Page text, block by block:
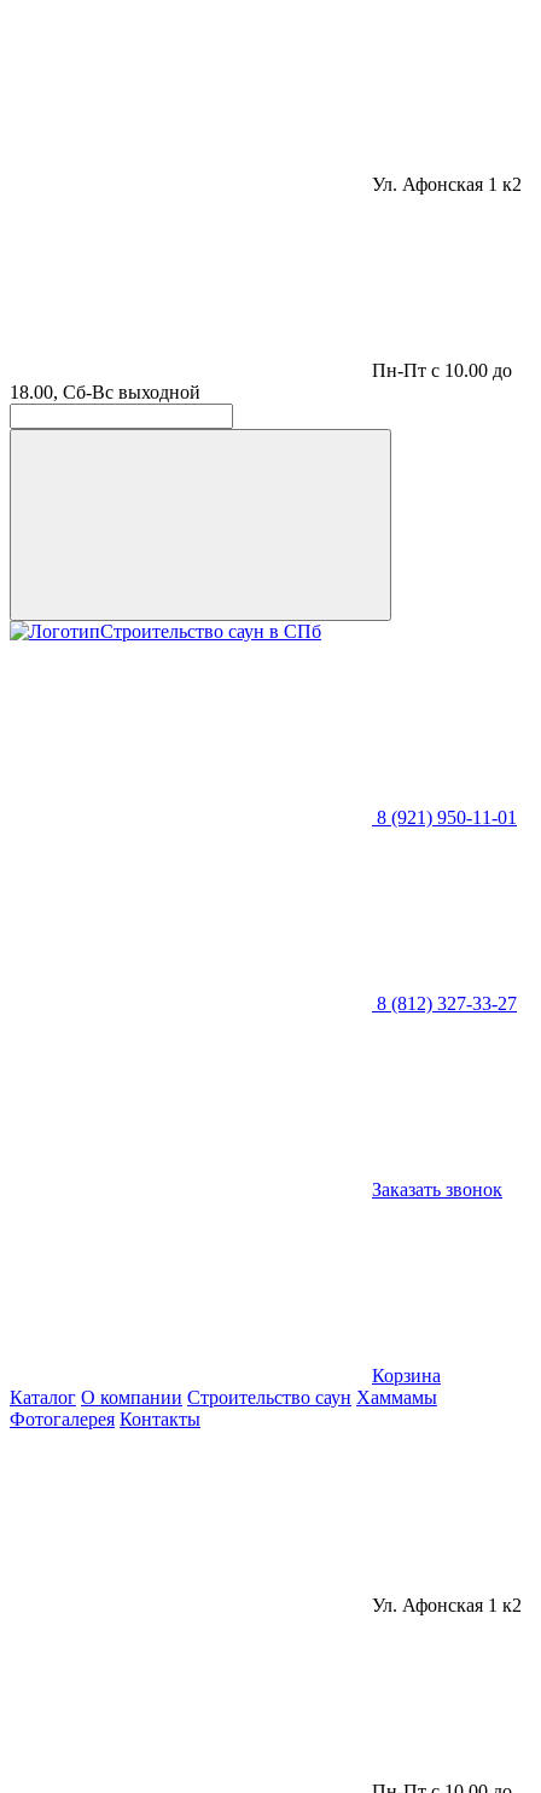
Ул. Афонская 1 к2
Пн-Пт с 10.00 до
18.00, Сб-Вс выходной
Строительство саун в СПб
8 (921) 950-11-01
8 (812) 327-33-27
Заказать звонок
Корзина
Каталог О компании Строительство саун Хаммамы
Фотогалерея Контакты
Ул. Афонская 1 к2